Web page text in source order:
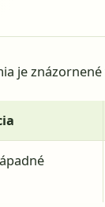
je